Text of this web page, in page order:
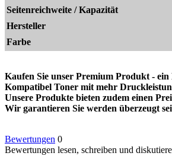
Seitenreichweite / Kapazität
Hersteller
Farbe
Kaufen Sie unser Premium Produkt -
Kompatibel Toner mit mehr
Unsere Produkte bieten zudem einen
Wir garantieren Sie werden überzeugt
Bewertungen 0
Bewertungen lesen, schreiben und